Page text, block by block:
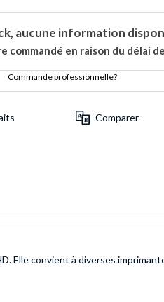
aucune information
commandé en raison du délai
Commande professionnelle?
Comparer
Elle convient à diverses